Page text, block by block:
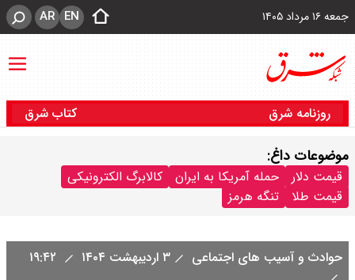
جمعه ۱۶ مرداد ۱۴۰۵ EN
AR
روزنامه شرق کتاب شرق
موضوعات داغ:
قیمت دلار حمله آمریکا به ایران
کالابرگ الکترونیکی
قیمت طلا
تنگه هرمز
حوادث و آسیب های اجتماعی ۳ اردیبهشت ۱۴۰۴